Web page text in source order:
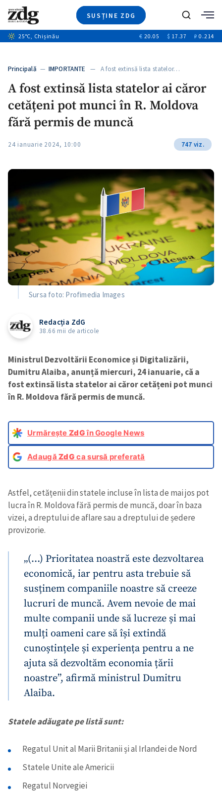
SUSȚINE ZDG
Ştiri
+7
Special
Blog
Caută
25°C, Chișinău € 20.05 $ 17.37 ₽ 0.214
Principală — IMPORTANTE — A fost extinsă lista statelor…
A fost extinsă lista statelor ai căror
cetățeni pot munci în R. Moldova
fără permis de muncă
24 ianuarie 2024, 10:00 747 viz.
Sursa foto: Profimedia Images
Redacția ZdG
38.66 mii de articole
Ministrul Dezvoltării Economice și Digitalizării,
Dumitru Alaiba, anunță miercuri, 24 ianuarie, că a
fost extinsă lista statelor ai căror cetățeni pot munci
în R. Moldova fără permis de muncă.
Urmărește ZdGîn Google News
AdaugăZdG ca sursă preferată
Astfel, cetățenii din statele incluse în lista de mai jos pot
lucra în R. Moldova fără permis de muncă, doar în baza
vizei, a dreptului de aflare sau a dreptului de ședere
provizorie.
„(…) Prioritatea noastră este dezvoltarea
economică, iar pentru asta trebuie să
susținem companiile noastre să creeze
lucruri de muncă. Avem nevoie de mai
multe companii unde să lucreze și mai
mulți oameni care să își extindă
cunoștințele și experiența pentru a ne
ajuta să dezvoltăm economia țării
noastre”, afirmă ministrul Dumitru
Alaiba.
Statele adăugate pe listă sunt:
Regatul Unit al Marii Britanii și al Irlandei de Nord
Statele Unite ale Americii
Regatul Norvegiei